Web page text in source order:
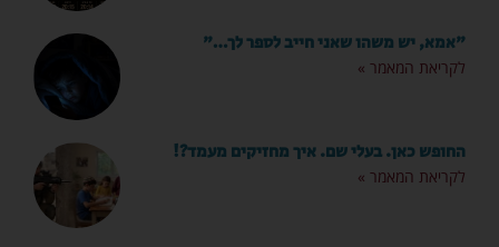
"אמא, יש משהו שאני חייב לספר לך…"
לקריאת המאמר »
החופש כאן. בעלי שם. איך מחזיקים מעמד?!
לקריאת המאמר »